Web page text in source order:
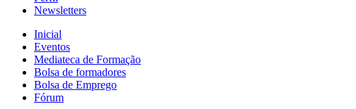
Newsletters
Inicial
Eventos
Mediateca de Formação
Bolsa de formadores
Bolsa de Emprego
Fórum